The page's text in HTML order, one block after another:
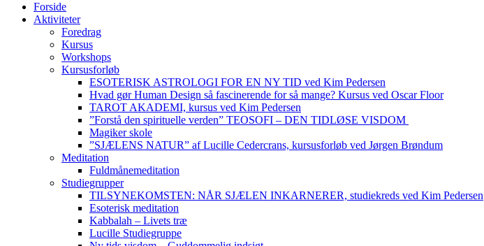
Forside
Aktiviteter
Foredrag
Kursus
Workshops
Kursusforløb
ESOTERISK ASTROLOGI FOR EN NY TID ved Kim Pedersen
Hvad gør Human Design så fascinerende for så mange? Kursus ved Oscar Floor
TAROT AKADEMI, kursus ved Kim Pedersen
”Forstå den spirituelle verden” TEOSOFI – DEN TIDLØSE VISDOM
Magiker skole
”SJÆLENS NATUR” af Lucille Cedercrans, kursusforløb ved Jørgen Brøndum
Meditation
Fuldmånemeditation
Studiegrupper
TILSYNEKOMSTEN: NÅR SJÆLEN INKARNERER, studiekreds ved Kim Pedersen
Esoterisk meditation
Kabbalah – Livets træ
Lucille Studiegruppe